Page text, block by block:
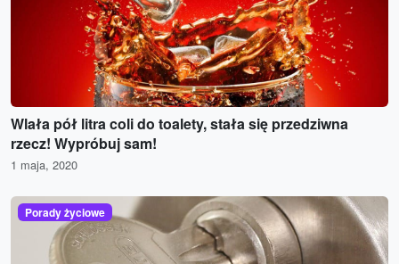
Wlała pół litra coli do toalety, stała się przedziwna
rzecz! Wypróbuj sam!
1 maja, 2020
Porady życiowe